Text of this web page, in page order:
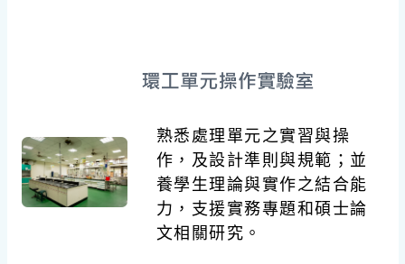
熟悉處理單元之實習與操
作，及設計準則與規範；並
養學生理論與實作之結合能
力，支援實務專題和碩士論
文相關研究。